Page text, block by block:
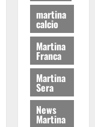
martina
calcio
Martina
Franca
Martina
Sera
News
Martina